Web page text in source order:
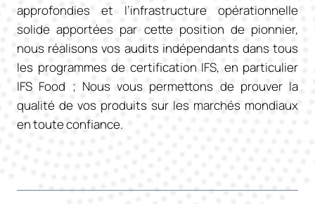
approfondies et l’infrastructure opérationnelle
solide apportées par cette position de pionnier,
nous réalisons vos audits indépendants dans tous
les programmes de certification IFS, en particulier
IFS Food ; Nous vous permettons de prouver la
qualité de vos produits sur les marchés mondiaux
en toute confiance.